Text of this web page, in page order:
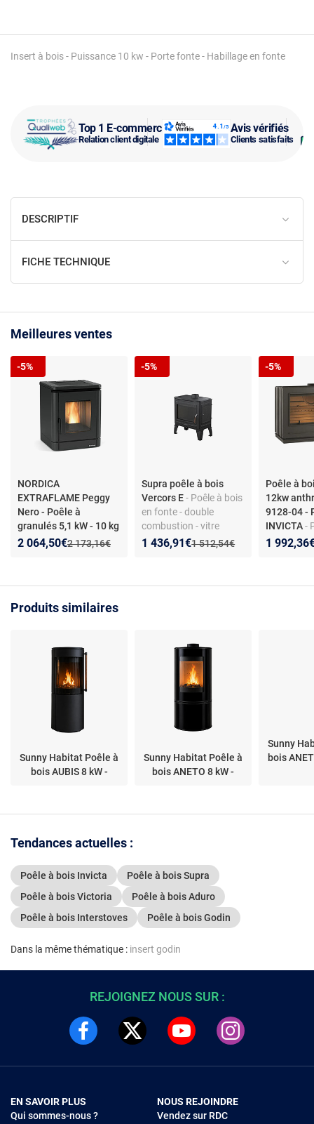
Top 1 E-commerce
Relation client digitale
Avis vérifiés
Clients satisfaits
Insert à bois - Puissance 10 kw - Porte fonte - Habillage en fonte
DESCRIPTIF
FICHE TECHNIQUE
Meilleures ventes
NORDICA
EXTRAFLAME Peggy
Nero - Poêle à
granulés 5,1 kW - 10 kg
- Poêle à granulés
télécommande
Ancien prix :
2 173,16€
Nouveau prix :
2 064,50€
Réduction de :
-5%
Supra poêle à bois
Vercors E- Poêle à bois
en fonte - double
combustion - vitre
panoramique - prise
Ancien prix :
1 512,54€
Nouveau prix :
1 436,91€
Réduction de :
-5%
Poêle à
12kw
9128-04 -
INVICTA-
12 kW -
Nouveau
1
-5%
Produits similaires
Sunny Habitat Poêle à
bois AUBIS 8 kW -
Sunny Habitat Poêle à
bois ANETO 8 kW -
Sunny
bois
Tendances actuelles :
Poêle à bois Invicta
Poêle à bois Supra
Poêle à bois Victoria
Poêle à bois Aduro
Poêle à bois Interstoves
Poêle à bois Godin
Dans la même thématique : insert godin
REJOIGNEZ NOUS SUR :
EN SAVOIR PLUS
Qui sommes-nous ?
NOUS REJOINDRE
Vendez sur RDC